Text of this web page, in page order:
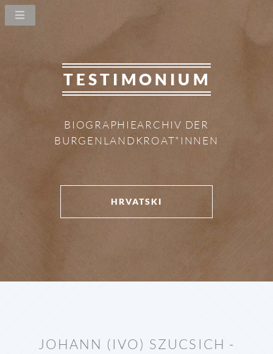
TESTIMONIUM
BIOGRAPHIEARCHIV DER
BURGENLANDKROAT*INNEN
HRVATSKI
JOHANN (IVO) SZUCSICH -